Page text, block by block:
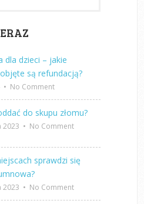
dla dzieci – jakie
są refundacją?
• No Comment
do skupu złomu?
2023 • No Comment
sprawdzi się
2023 • No Comment